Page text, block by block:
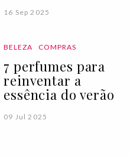
16 Sep 2025
BELEZA COMPRAS
7 perfumes para
reinventar a
essência do verão
09 Jul 2025